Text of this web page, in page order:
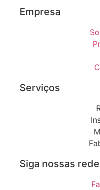
Empresa
Serviços
Siga nossas